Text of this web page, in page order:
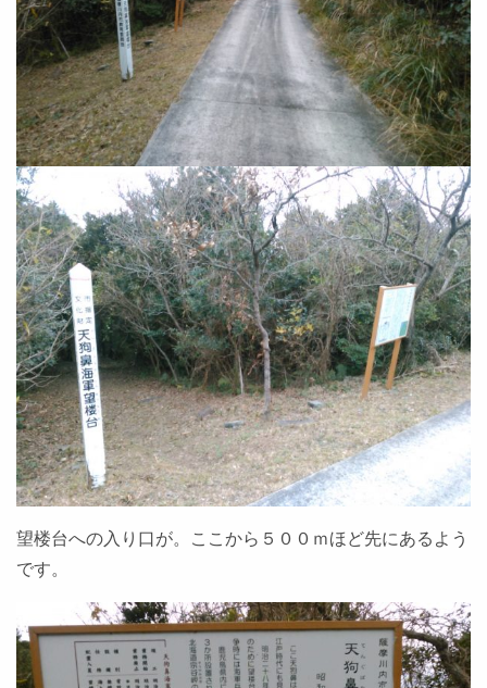
望楼台への入り口が。ここから５００ｍほど先にあるよう
です。